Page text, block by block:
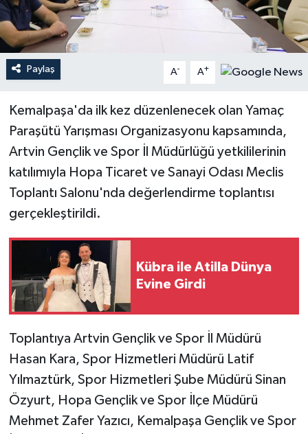
Paylaş A- A+
Kemalpaşa'da ilk kez düzenlenecek olan Yamaç
Paraşütü Yarışması Organizasyonu kapsamında,
Artvin Gençlik ve Spor İl Müdürlüğü yetkililerinin
katılımıyla Hopa Ticaret ve Sanayi Odası Meclis
Toplantı Salonu'nda değerlendirme toplantısı
gerçekleştirildi.
Kübra ile Atilla Dünya
Evine Girdi
Toplantıya Artvin Gençlik ve Spor İl Müdürü
Hasan Kara, Spor Hizmetleri Müdürü Latif
Yılmaztürk, Spor Hizmetleri Şube Müdürü Sinan
Özyurt, Hopa Gençlik ve Spor İlçe Müdürü
Mehmet Zafer Yazıcı, Kemalpaşa Gençlik ve Spor